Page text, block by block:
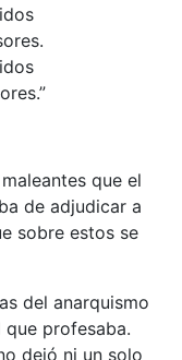
que el
de adjudicar a
sobre estos se
del anarquismo
profesaba.
dejó ni un solo